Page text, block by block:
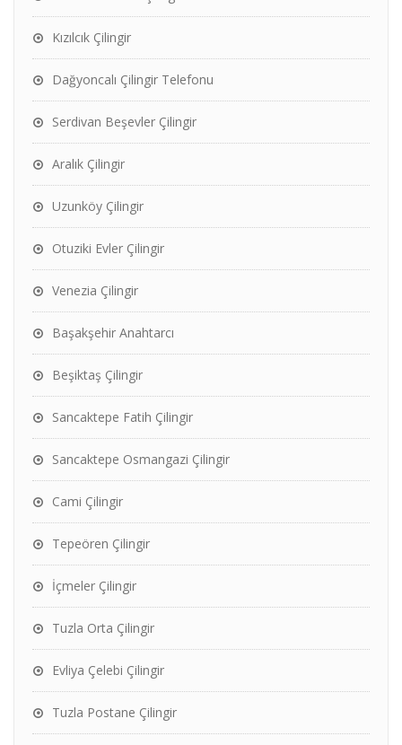
Kızılcık Çilingir
Dağyoncalı Çilingir Telefonu
Serdivan Beşevler Çilingir
Aralık Çilingir
Uzunköy Çilingir
Otuziki Evler Çilingir
Venezia Çilingir
Başakşehir Anahtarcı
Beşiktaş Çilingir
Sancaktepe Fatih Çilingir
Sancaktepe Osmangazi Çilingir
Cami Çilingir
Tepeören Çilingir
İçmeler Çilingir
Tuzla Orta Çilingir
Evliya Çelebi Çilingir
Tuzla Postane Çilingir